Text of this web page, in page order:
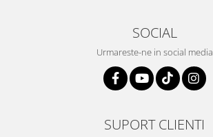
Televizoare & accesorii
SOCIAL
Urmareste-ne in social media
SUPORT CLIENTI